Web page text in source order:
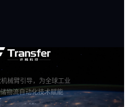
械臂引导，为全球工业
物流自动化技术赋能
官方微信
19110438869
WHATSAPP
18768118149